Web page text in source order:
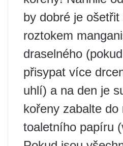
by dobré je ošetřit
roztokem
draselného
přisypat více
uhlí) a na den je
kořeny zabalte do
toaletního papíru